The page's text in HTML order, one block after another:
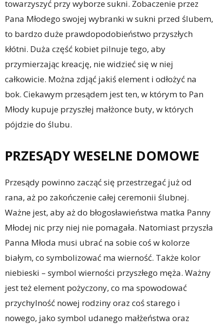
towarzyszyć przy wyborze sukni. Zobaczenie przez
Pana Młodego swojej wybranki w sukni przed ślubem,
to bardzo duże prawdopodobieństwo przyszłych
kłótni. Duża część kobiet pilnuje tego, aby
przymierzając kreację, nie widzieć się w niej
całkowicie. Można zdjąć jakiś element i odłożyć na
bok. Ciekawym przesądem jest ten, w którym to Pan
Młody kupuje przyszłej małżonce buty, w których
pójdzie do ślubu.
PRZESĄDY WESELNE DOMOWE
Przesądy powinno zacząć się przestrzegać już od
rana, aż po zakończenie całej ceremonii ślubnej.
Ważne jest, aby aż do błogosławieństwa matka Panny
Młodej nic przy niej nie pomagała. Natomiast przyszła
Panna Młoda musi ubrać na sobie coś w kolorze
białym, co symbolizować ma wierność. Także kolor
niebieski – symbol wierności przyszłego męża. Ważny
jest też element pożyczony, co ma spowodować
przychylność nowej rodziny oraz coś starego i
nowego, jako symbol udanego małżeństwa oraz